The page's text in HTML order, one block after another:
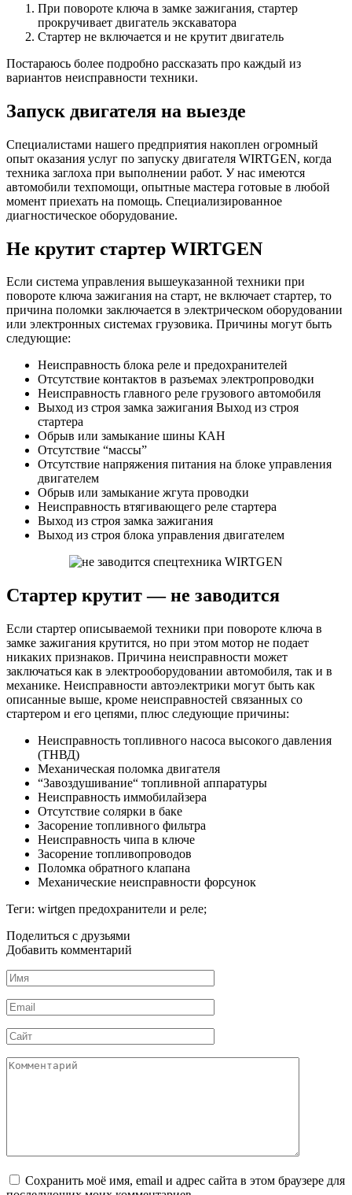
При повороте ключа в замке зажигания, стартер
прокручивает двигатель экскаватора
Стартер не включается и не крутит двигатель
Постараюсь более подробно рассказать про каждый из
вариантов неисправности техники.
Запуск двигателя на выезде
Специалистами нашего предприятия накоплен огромный
опыт оказания услуг по запуску двигателя WIRTGEN, когда
техника заглоха при выполнении работ. У нас имеются
автомобили техпомощи, опытные мастера готовые в любой
момент приехать на помощь. Специализированное
диагностическое оборудование.
Не крутит стартер WIRTGEN
Если система управления вышеуказанной техники при
повороте ключа зажигания на старт, не включает стартер, то
причина поломки заключается в электрическом оборудовании
или электронных системах грузовика. Причины могут быть
следующие:
Неисправность блока реле и предохранителей
Отсутствие контактов в разъемах электропроводки
Неисправность главного реле грузового автомобиля
Выход из строя замка зажигания Выход из строя
стартера
Обрыв или замыкание шины КАН
Отсутствие “массы”
Отсутствие напряжения питания на блоке управления
двигателем
Обрыв или замыкание жгута проводки
Неисправность втягивающего реле стартера
Выход из строя замка зажигания
Выход из строя блока управления двигателем
Стартер крутит — не заводится
Если стартер описываемой техники при повороте ключа в
замке зажигания крутится, но при этом мотор не подает
никаких признаков. Причина неисправности может
заключаться как в электрооборудовании автомобиля, так и в
механике. Неисправности автоэлектрики могут быть как
описанные выше, кроме неисправностей связанных со
стартером и его цепями, плюс следующие причины:
Неисправность топливного насоса высокого давления
(ТНВД)
Механическая поломка двигателя
“Завоздушивание“ топливной аппаратуры
Неисправность иммобилайзера
Отсутствие солярки в баке
Засорение топливного фильтра
Неисправность чипа в ключе
Засорение топливопроводов
Поломка обратного клапана
Механические неисправности форсунок
Теги: wirtgen предохранители и реле;
Поделиться с друзьями
Добавить комментарий
Имя
*
Email
*
Сайт
Комментарий
Сохранить моё имя, email и адрес сайта в этом браузере для